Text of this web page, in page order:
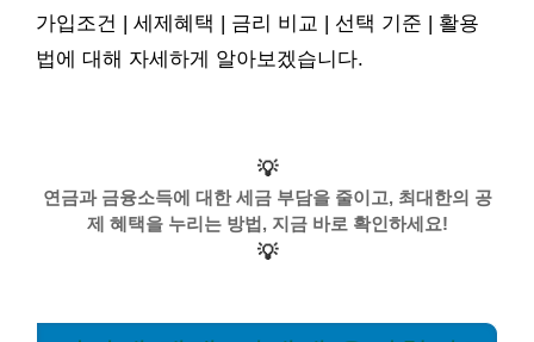
가입조건 | 세제혜택 | 금리 비교 | 선택 기준 | 활용
법에 대해 자세하게 알아보겠습니다.
💡
연금과 금융소득에 대한 세금 부담을 줄이고, 최대한의 공
제 혜택을 누리는 방법, 지금 바로 확인하세요!
💡